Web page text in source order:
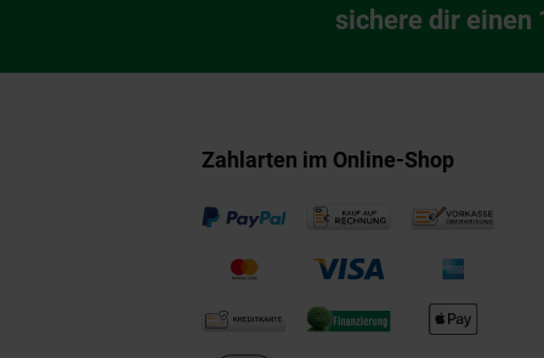
Newsletter
sichere dir einen
Zahlarten im Online-Shop